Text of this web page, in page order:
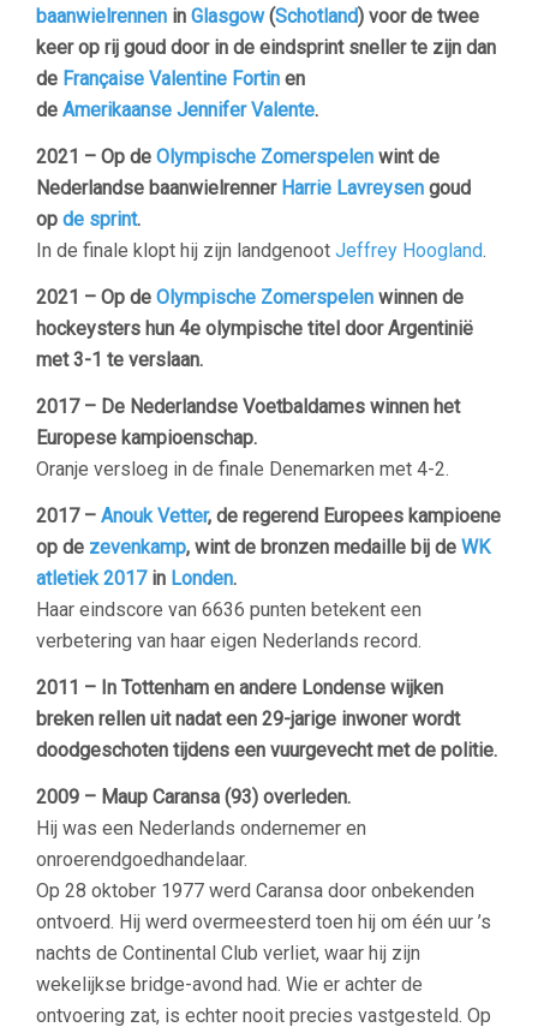
baanwielrennen in Glasgow(Schotland) voor de twee
keer op rij goud door in de eindsprint sneller te zijn dan
de Française Valentine Fortin en
de Amerikaanse Jennifer Valente.
2021 – Op de Olympische Zomerspelen wint de
Nederlandse baanwielrenner Harrie Lavreysen goud
op de sprint.
In de finale klopt hij zijn landgenoot Jeffrey Hoogland.
2021 – Op de Olympische Zomerspelen winnen de
hockeysters hun 4e olympische titel door Argentinië
met 3-1 te verslaan.
2017 – De Nederlandse Voetbaldames winnen het
Europese kampioenschap.
Oranje versloeg in de finale Denemarken met 4-2.
2017 – Anouk Vetter, de regerend Europees kampioene
op de zevenkamp, wint de bronzen medaille bij de WK
atletiek 2017in Londen.
Haar eindscore van 6636 punten betekent een
verbetering van haar eigen Nederlands record.
2011 – In Tottenham en andere Londense wijken
breken rellen uit nadat een 29-jarige inwoner wordt
doodgeschoten tijdens een vuurgevecht met de politie.
2009 – Maup Caransa (93) overleden.
Hij was een Nederlands ondernemer en
onroerendgoedhandelaar.
Op 28 oktober 1977 werd Caransa door onbekenden
ontvoerd. Hij werd overmeesterd toen hij om één uur ’s
nachts de Continental Club verliet, waar hij zijn
wekelijkse bridge-avond had. Wie er achter de
ontvoering zat, is echter nooit precies vastgesteld. Op